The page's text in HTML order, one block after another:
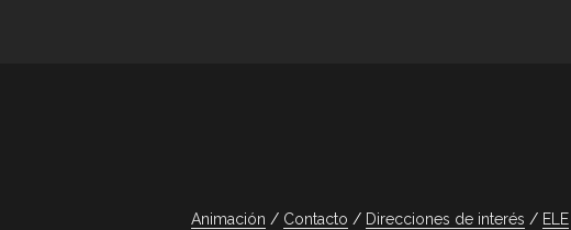
Animación Contacto Direcciones de interés ELE